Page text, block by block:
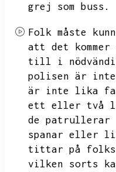
grej som buss.
Folk måste
att det
till i
polisen är
är inte lika
ett eller två
de patrullerar
spanar eller
tittar på folks
vilken sorts